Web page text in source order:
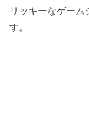
リッキーなゲーム
す。